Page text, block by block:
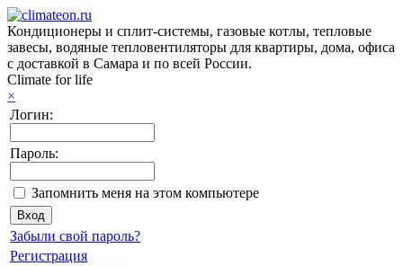
Кондиционеры и сплит-системы, газовые котлы, тепловые
завесы, водяные тепловентиляторы для квартиры, дома, офиса
с доставкой в Самара и по всей России.
Climate for life
×
Логин:
Пароль:
Запомнить меня на этом компьютере
Забыли свой пароль?
Регистрация